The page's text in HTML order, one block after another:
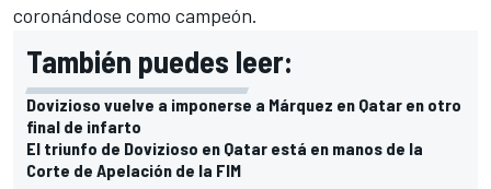
coronándose como campeón.
También puedes leer:
Dovizioso vuelve a imponerse a Márquez en Qatar en otro
final de infarto
El triunfo de Dovizioso en Qatar está en manos de la
Corte de Apelación de la FIM